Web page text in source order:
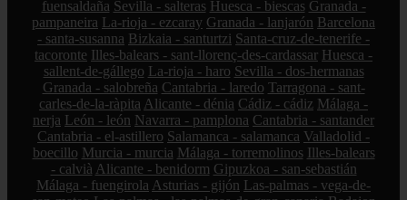
fuensaldaña Sevilla - salteras Huesca - biescas Granada -
pampaneira La-rioja - ezcaray Granada - lanjarón Barcelona
- santa-susanna Bizkaia - santurtzi Santa-cruz-de-tenerife -
tacoronte Illes-balears - sant-llorenç-des-cardassar Huesca -
sallent-de-gállego La-rioja - haro Sevilla - dos-hermanas
Granada - salobreña Cantabria - laredo Tarragona - sant-
carles-de-la-ràpita Alicante - dénia Cádiz - cádiz Málaga -
nerja León - león Navarra - pamplona Cantabria - santander
Cantabria - el-astillero Salamanca - salamanca Valladolid -
boecillo Murcia - murcia Málaga - torremolinos Illes-balears
- calvià Alicante - benidorm Gipuzkoa - san-sebastián
Málaga - fuengirola Asturias - gijón Las-palmas - vega-de-